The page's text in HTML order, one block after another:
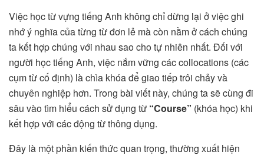
Việc học từ vựng tiếng Anh không chỉ dừng lại ở việc ghi
nhớ ý nghĩa của từng từ đơn lẻ mà còn nằm ở cách chúng
ta kết hợp chúng với nhau sao cho tự nhiên nhất. Đối với
người học tiếng Anh, việc nắm vững các collocations (các
cụm từ cố định) là chìa khóa để giao tiếp trôi chảy và
chuyên nghiệp hơn. Trong bài viết này, chúng ta sẽ cùng đi
sâu vào tìm hiểu cách sử dụng từ “Course” (khóa học) khi
kết hợp với các động từ thông dụng.
Đây là một phần kiến thức quan trọng, thường xuất hiện